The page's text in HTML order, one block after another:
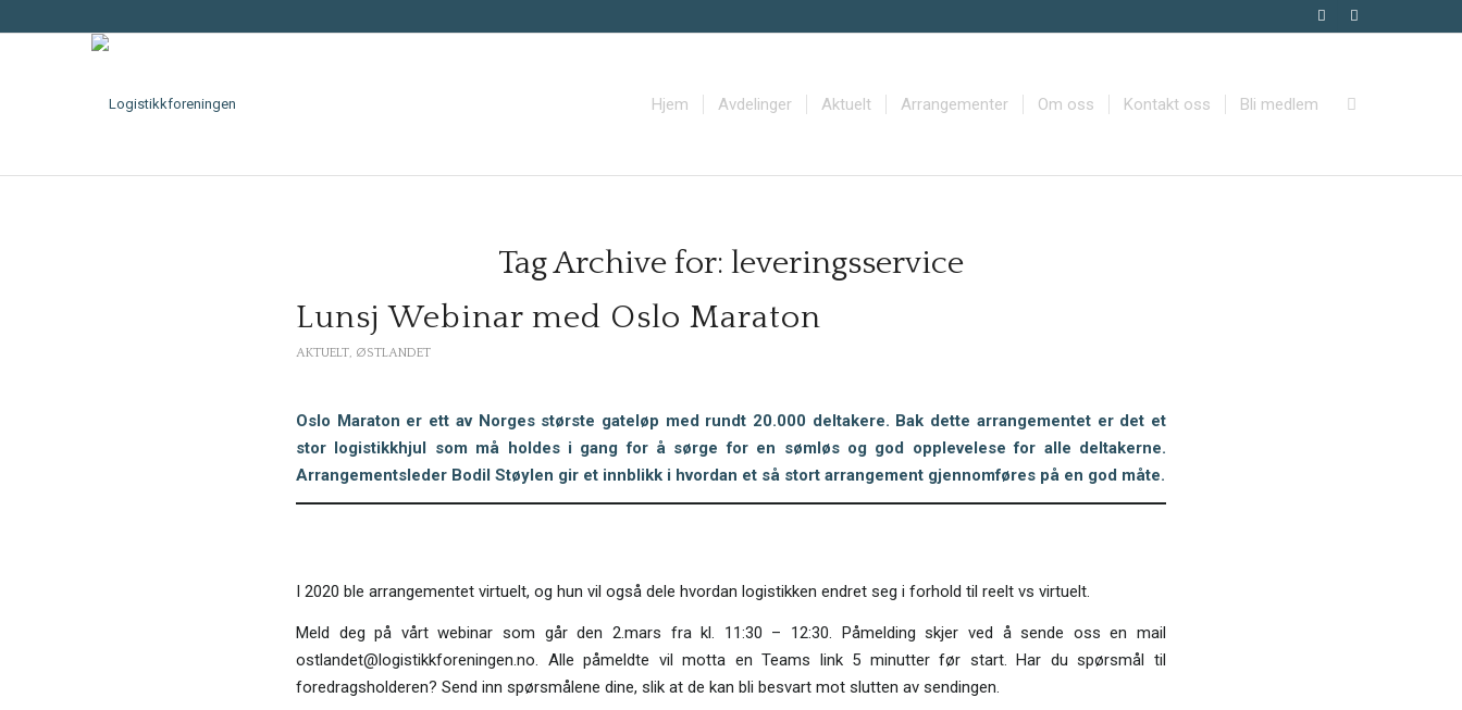
Hjem Avdelinger Aktuelt Arrangementer Om oss Kontakt oss Bli medlem
Tag Archive for: leveringsservice
Lunsj Webinar med Oslo Maraton
AKTUELT, ØSTLANDET
Oslo Maraton er ett av Norges største gateløp med rundt 20.000 deltakere. Bak dette arrangementet er det et
stor logistikkhjul som må holdes i gang for å sørge for en sømløs og god opplevelese for alle deltakerne.
Arrangementsleder Bodil Støylen gir et innblikk i hvordan et så stort arrangement gjennomføres på en god måte.
I 2020 ble arrangementet virtuelt, og hun vil også dele hvordan logistikken endret seg i forhold til reelt vs virtuelt.
Meld deg på vårt webinar som går den 2.mars fra kl. 11:30 – 12:30. Påmelding skjer ved å sende oss en mail
ostlandet@logistikkforeningen.no. Alle påmeldte vil motta en Teams link 5 minutter før start. Har du spørsmål til
foredragsholderen? Send inn spørsmålene dine, slik at de kan bli besvart mot slutten av sendingen.